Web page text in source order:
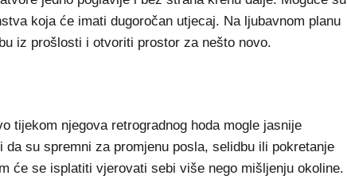
koja će imati dugoročan utjecaj. Na ljubavnom planu
iz prošlosti i otvoriti prostor za nešto novo.
tijekom njegova retrogradnog hoda mogle jasnije
su spremni za promjenu posla, selidbu ili pokretanje
će se isplatiti vjerovati sebi više nego mišljenju okoline.